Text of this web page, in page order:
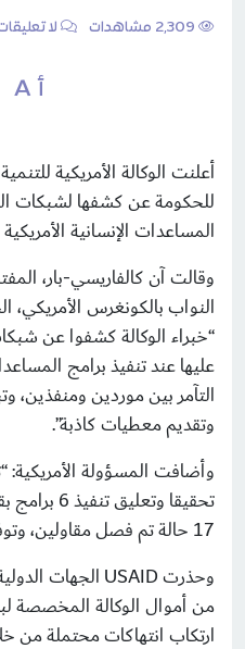
لا
أ A
للحكومة عن كشفها لشبكات
المساعدات الإنسانية
“خبراء الوكالة كشفوا عن
عليها عند تنفيذ برامج
التآمر بين موردين ومنفذين،
وتقديم معطيات كاذبة”.
17 حالة تم فصل مقاولين، وتوفير بذلك 19.5 مليون دولار”.
من أموال الوكالة المخصصة